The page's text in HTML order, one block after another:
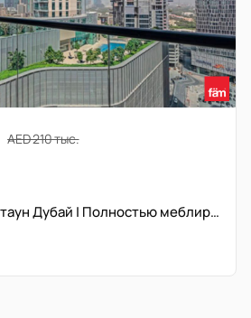
AED 210 тыс.
Dunya Tower | Даунтаун Дубай | Полностью меблирована